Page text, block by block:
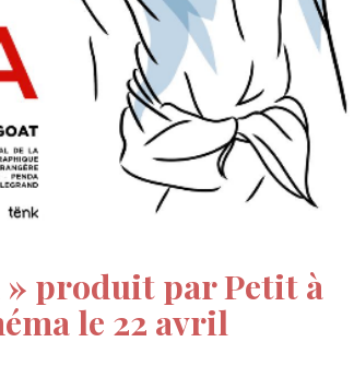
» produit par Petit à
le 22 avril